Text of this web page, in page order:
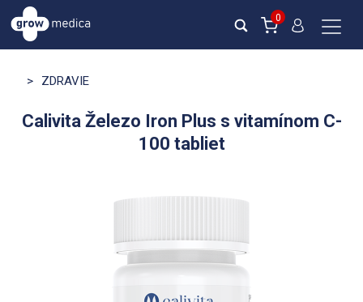
0
> ZDRAVIE
Calivita Železo Iron Plus s vitamínom C-
100 tabliet